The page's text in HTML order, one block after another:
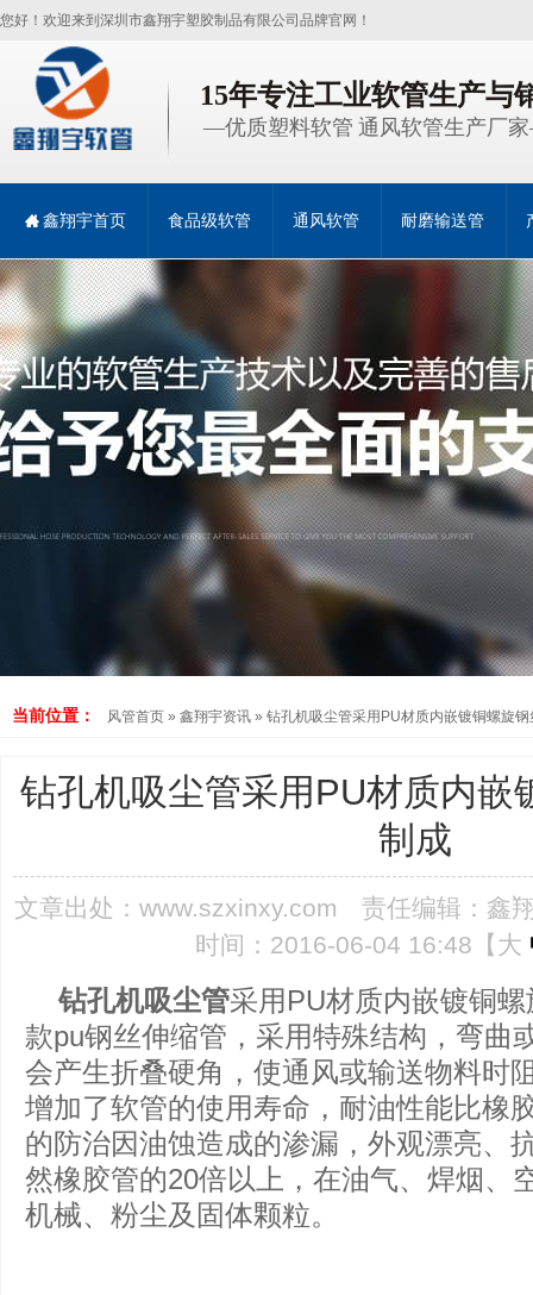
您好！欢迎来到深圳市鑫翔宇塑胶制品有限公司品牌官网！
15年专注工业软管生产与
—优质塑料软管 通风软管生产厂
鑫翔宇首页 食品级软管 通风软管 耐磨输送管
当前位置： 风管首页 » 鑫翔宇资讯 » 钻孔机吸尘管采用PU材质内嵌镀铜螺旋
钻孔机吸尘管采用PU材质内嵌
制成
文章出处： www.szxinxy.com
责任编辑：鑫
时间：2016-06-04 16:48【 大
钻孔机吸尘管采用PU材质内嵌镀铜
款pu钢丝伸缩管，采用特殊结构，弯曲
会产生折叠硬角，使通风或输送物料时
增加了软管的使用寿命，耐油性能比橡
的防治因油蚀造成的渗漏，外观漂亮、
然橡胶管的20倍以上，在油气、焊烟、
机械、粉尘及固体颗粒。